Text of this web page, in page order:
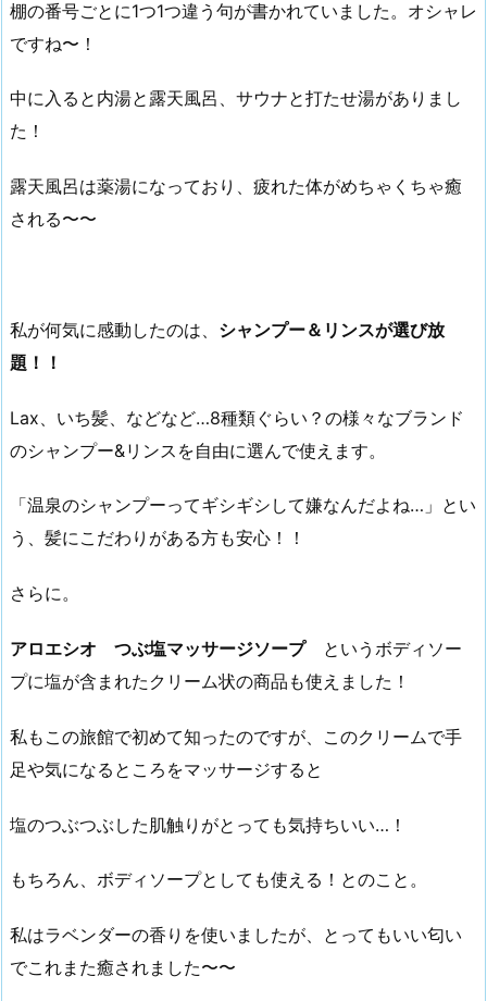
棚の番号ごとに1つ1つ違う句が書かれていました。オシャレ
ですね〜！
中に入ると内湯と露天風呂、サウナと打たせ湯がありまし
た！
露天風呂は薬湯になっており、疲れた体がめちゃくちゃ癒
される〜〜
私が何気に感動したのは、 シャンプー＆リンスが選び放
題！！
Lax、いち髪、などなど…8種類ぐらい？の様々なブランド
のシャンプー&リンスを自由に選んで使えます。
「温泉のシャンプーってギシギシして嫌なんだよね…」とい
う、髪にこだわりがある方も安心！！
さらに。
アロエシオ つぶ塩マッサージソープというボディソー
プに塩が含まれたクリーム状の商品も使えました！
私もこの旅館で初めて知ったのですが、このクリームで手
足や気になるところをマッサージすると
塩のつぶつぶした肌触りがとっても気持ちいい…！
もちろん、ボディソープとしても使える！とのこと。
私はラベンダーの香りを使いましたが、とってもいい匂い
でこれまた癒されました〜〜